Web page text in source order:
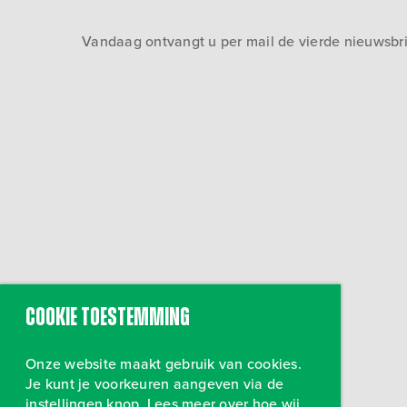
Vandaag ontvangt u per mail de vierde
Cookie toestemming
Onze website maakt gebruik van cookies.
Je kunt je voorkeuren aangeven via de